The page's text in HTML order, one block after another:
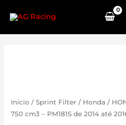
content
Início /Sprint Filter / Honda /
750 cm3 – PM181S de 2014 até